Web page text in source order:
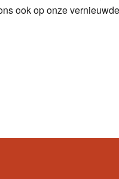
ook op onze vernieuwde